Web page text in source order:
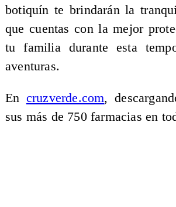
botiquín te brindarán la
que cuentas con la mejor
tu familia durante esta
aventuras.
En cruzverde.com,
sus más de 750 farmacias en